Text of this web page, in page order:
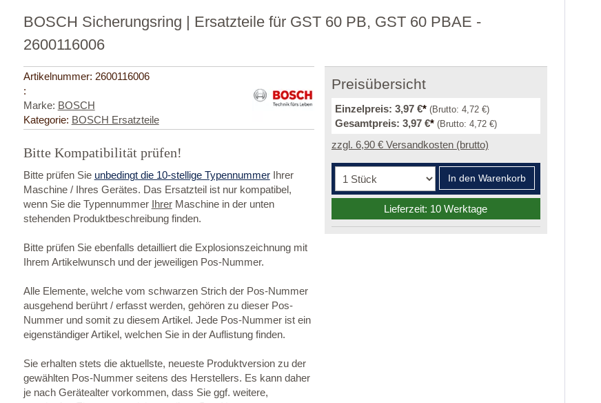
BOSCH Sicherungsring | Ersatzteile für GST 60 PB, GST 60 PBAE -
2600116006
Artikelnummer: 2600116006
:
Marke: BOSCH
Kategorie: BOSCH Ersatzteile
Bitte Kompatibilität prüfen!
Bitte prüfen Sie unbedingt die 10-stellige TypennummerIhrer
Maschine / Ihres Gerätes. Das Ersatzteil ist nur kompatibel,
wenn Sie die Typennummer IhrerMaschine in der unten
stehenden Produktbeschreibung finden.
Bitte prüfen Sie ebenfalls detailliert die Explosionszeichnung mit
Ihrem Artikelwunsch und der jeweiligen Pos-Nummer.
Alle Elemente, welche vom schwarzen Strich der Pos-Nummer
ausgehend berührt / erfasst werden, gehören zu dieser Pos-
Nummer und somit zu diesem Artikel. Jede Pos-Nummer ist ein
eigenständiger Artikel, welchen Sie in der Auflistung finden.
Sie erhalten stets die aktuellste, neueste Produktversion zu der
gewählten Pos-Nummer seitens des Herstellers. Es kann daher
je nach Gerätealter vorkommen, dass Sie ggf. weitere,
Preisübersicht
Einzelpreis: 3,97 €* (Brutto: 4,72 €)
Gesamtpreis: 3,97 €* (Brutto: 4,72 €)
zzgl. 6,90 € Versandkosten (brutto)
In den Warenkorb
Lieferzeit: 10 Werktage